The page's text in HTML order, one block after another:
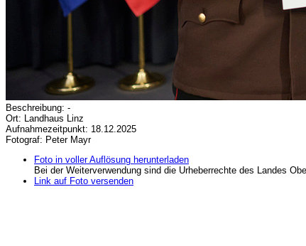
Beschreibung: -
Ort: Landhaus Linz
Aufnahmezeitpunkt: 18.12.2025
Fotograf: Peter Mayr
Foto in voller Auflösung herunterladen
Bei der Weiterverwendung sind die Urheberrechte des Landes
Link auf Foto versenden